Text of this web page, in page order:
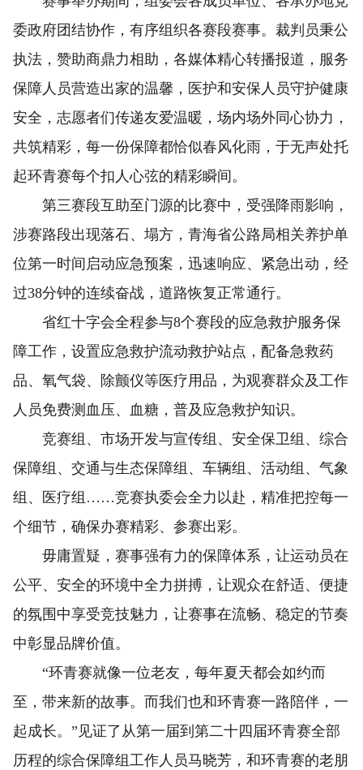
委政府团结协作，有序组织各赛段赛事。裁判员秉公
执法，赞助商鼎力相助，各媒体精心转播报道，服务
保障人员营造出家的温馨，医护和安保人员守护健康
安全，志愿者们传递友爱温暖，场内场外同心协力，
共筑精彩，每一份保障都恰似春风化雨，于无声处托
起环青赛每个扣人心弦的精彩瞬间。
第三赛段互助至门源的比赛中，受强降雨影响，
涉赛路段出现落石、塌方，青海省公路局相关养护单
位第一时间启动应急预案，迅速响应、紧急出动，经
过38分钟的连续奋战，道路恢复正常通行。
省红十字会全程参与8个赛段的应急救护服务保
障工作，设置应急救护流动救护站点，配备急救药
品、氧气袋、除颤仪等医疗用品，为观赛群众及工作
人员免费测血压、血糖，普及应急救护知识。
竞赛组、市场开发与宣传组、安全保卫组、综合
保障组、交通与生态保障组、车辆组、活动组、气象
组、医疗组……竞赛执委会全力以赴，精准把控每一
个细节，确保办赛精彩、参赛出彩。
毋庸置疑，赛事强有力的保障体系，让运动员在
公平、安全的环境中全力拼搏，让观众在舒适、便捷
的氛围中享受竞技魅力，让赛事在流畅、稳定的节奏
中彰显品牌价值。
“环青赛就像一位老友，每年夏天都会如约而
至，带来新的故事。而我们也和环青赛一路陪伴，一
起成长。”见证了从第一届到第二十四届环青赛全部
历程的综合保障组工作人员马晓芳，和环青赛的老朋